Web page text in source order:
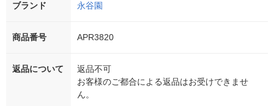
ブランド 永谷園
商品番号 APR3820
返品について
返品不可
お客様のご都合による返品はお受けできませ
ん。